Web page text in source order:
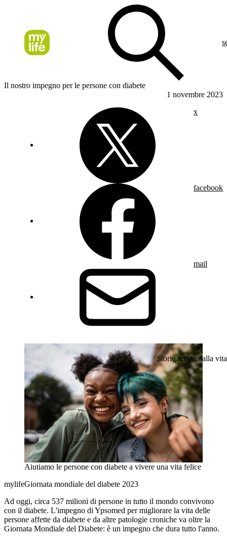
Il nostro impegno per le persone con diabete
1 novembre 2023
x
facebook
mail
Storie scritte dalla vita
Aiutiamo le persone con diabete a vivere una vita felice
mylifeGiornata mondiale del diabete 2023
Ad oggi, circa 537 milioni di persone in tutto il mondo convivono
con il diabete. L'impegno di Ypsomed per migliorare la vita delle
persone affette da diabete e da altre patologie croniche va oltre la
Giornata Mondiale del Diabete: è un impegno che dura tutto l'anno.